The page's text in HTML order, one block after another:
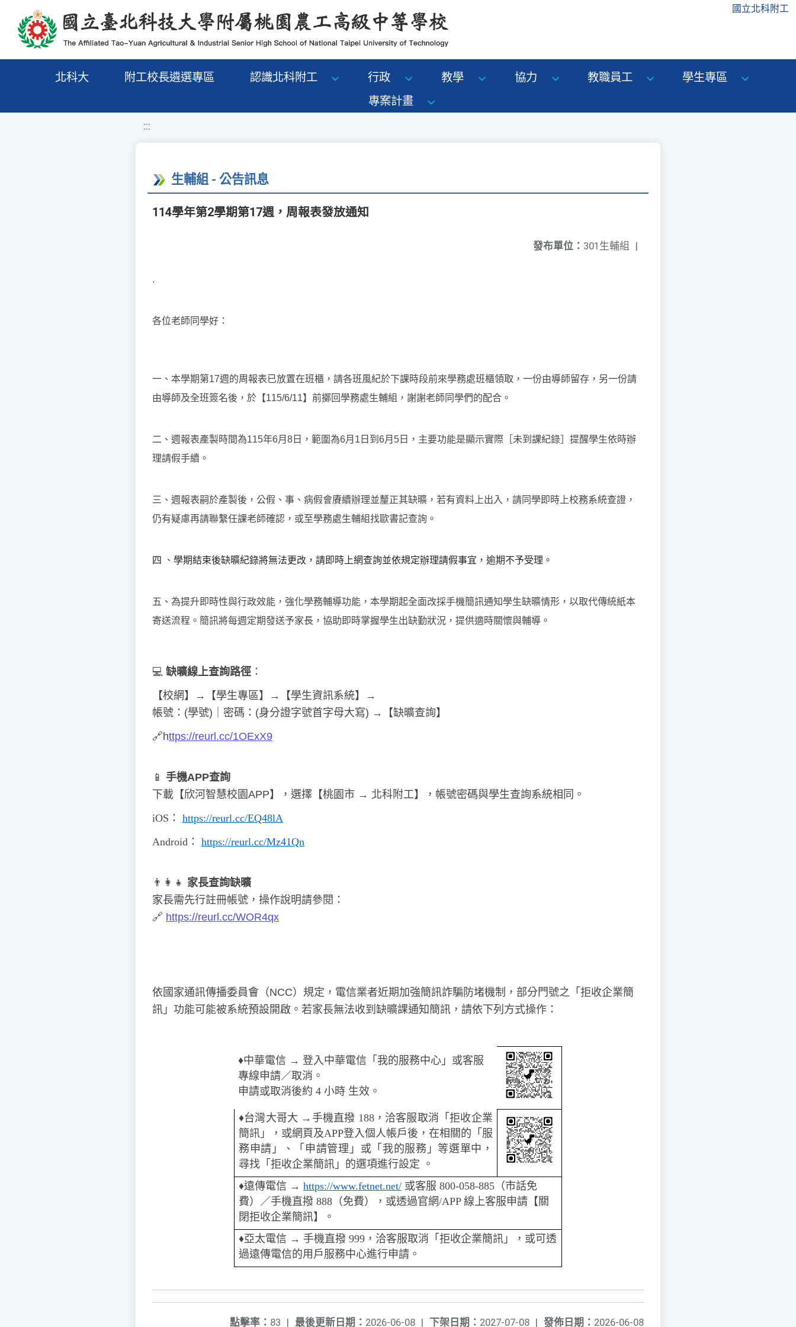
移至網頁之主要內容區位置 國立北科附工
北科大 附工校長遴選專區 認識北科附工 行政 教學 協力 教職員工
學生專區
專案計畫
:::
生輔組 - 公告訊息
114學年第2學期第17週，周報表發放通知
發布單位： 301生輔組 |
.
各位老師同學好：
一、本學期第17週的周報表已放置在班櫃，請各班風紀於下課時段前來學務處班櫃領取，一份由導師留存，另一份請
由導師及全班簽名後，於【115/6/11】前擲回學務處生輔組，謝謝老師同學們的配合。
二、週報表產製時間為115年6月8日，範圍為6月1日到6月5日，主要功能是顯示實際［未到課紀錄］提醒學生依時辦
理請假手續。
三、週報表嗣於產製後，公假、事、病假會賡續辦理並釐正其缺曠，若有資料上出入，請同學即時上校務系統查證，
仍有疑慮再請聯繫任課老師確認，或至學務處生輔組找歐書記查詢。
四 、 學期結束後缺曠紀錄將無法更改， 請即時上網查詢並依規定辦理請假事宜，逾期不予受理。
五、為提升即時性與行政效能，強化學務輔導功能，本學期起全面改採手機簡訊通知學生缺曠情形，以取代傳統紙本
寄送流程。簡訊將每週定期發送予家長，協助即時掌握學生出缺勤狀況，提供適時關懷與輔導。
💻 缺曠線上查詢路徑 ：
【校網】→【學生專區】→【學生資訊系統】→
帳號：(學號)｜密碼：(身分證字號首字母大寫) →【缺曠查詢】
🔗https://reurl.cc/1OExX9
📱 手機APP查詢
下載【欣河智慧校園APP】，選擇【桃園市 → 北科附工】，帳號密碼與學生查詢系統相同。
iOS ： https://reurl.cc/EQ48lA
Android ： https://reurl.cc/Mz41Qn
👨 👩 👧 家長查詢缺曠
家長需先行註冊帳號，操作說明請參閱：
🔗 https://reurl.cc/WOR4qx
依國家通訊傳播委員會（NCC）規定，電信業者近期加強簡訊詐騙防堵機制，部分門號之「拒收企業簡
訊」功能可能被系統預設開啟。若家長無法收到缺曠課通知簡訊，請依下列方式操作：
♦️中華電信 → 登入中華電信「我的服務中心」或客服
專線申請／取消。
申請或取消後約 4 小時 生效。
♦️台灣大哥大 →手機直撥 188，洽客服取消「拒收企業
簡訊」，或網頁及APP登入個人帳戶後，在相關的「服
務申請」、「申請管理」或「我的服務」等選單中，
尋找「拒收企業簡訊」的選項進行設定 。
♦️遠傳電信 → https://www.fetnet.net/ 或客服 800-058-885（市話免
費）／手機直撥 888（免費），或透過官網/APP 線上客服申請【關
閉拒收企業簡訊】。
♦️️亞太電信 → 手機直撥 999，洽客服取消「拒收企業簡訊」，或可透
過遠傳電信的用戶服務中心進行申請。
發佈日期： 2026-06-08
下架日期： 2027-07-08 |
最後更新日期： 2026-06-08 |
點擊率： 83 |